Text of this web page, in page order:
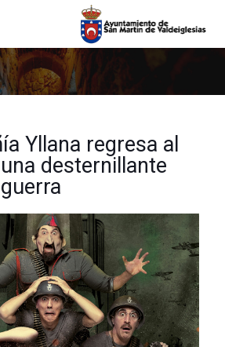
Yllana regresa al
desternillante